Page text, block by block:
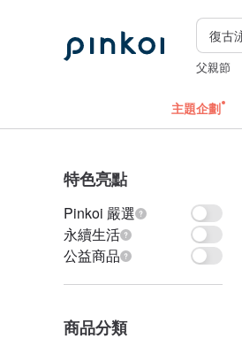
父親節
主題企劃
特色亮點
Pinkoi 嚴選
永續生活
公益商品
商品分類